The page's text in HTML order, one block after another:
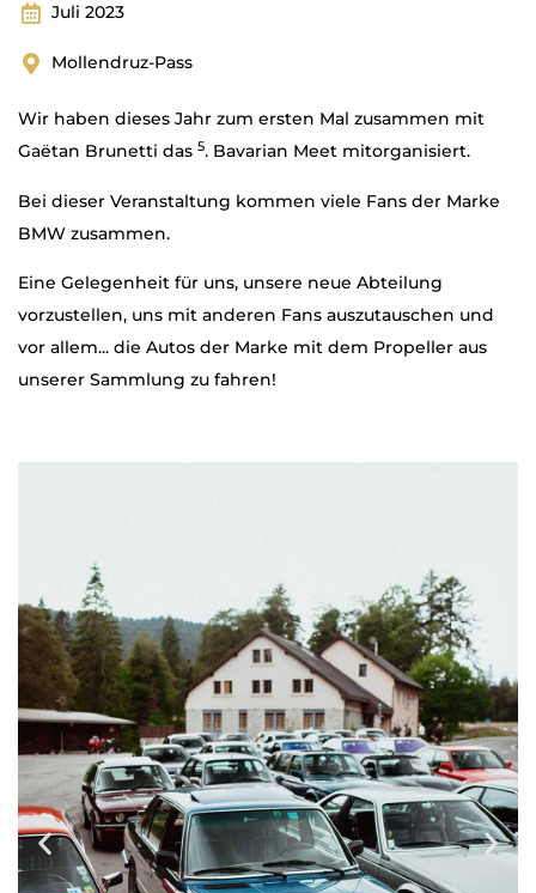
Juli 2023
Mollendruz-Pass
Wir haben dieses Jahr zum ersten Mal zusammen mit
Gaëtan Brunetti das 5. Bavarian Meet mitorganisiert.
Bei dieser Veranstaltung kommen viele Fans der Marke
BMW zusammen.
Eine Gelegenheit für uns, unsere neue Abteilung
vorzustellen, uns mit anderen Fans auszutauschen und
vor allem... die Autos der Marke mit dem Propeller aus
unserer Sammlung zu fahren!